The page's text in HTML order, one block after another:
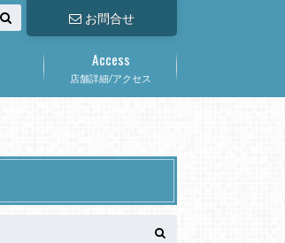
お問合せ
店舗詳細/アクセス
Access